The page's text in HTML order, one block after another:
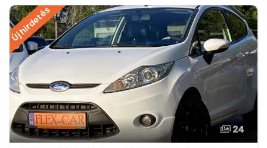
Új hirdetés
24